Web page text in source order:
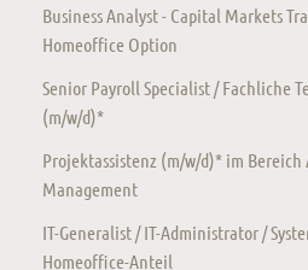
Business Analyst - Capital Markets
Homeoffice Option
Senior Payroll Specialist / Fachliche
(m/w/d)*
Projektassistenz (m/w/d)* im
Management
IT-Generalist / IT-Administrator /
Homeoffice-Anteil